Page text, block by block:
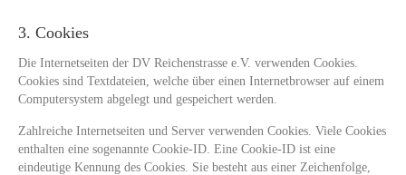
3. Cookies
Die Internetseiten der DV Reichenstrasse e.V. verwenden Cookies.
Cookies sind Textdateien, welche über einen Internetbrowser auf einem
Computersystem abgelegt und gespeichert werden.
Zahlreiche Internetseiten und Server verwenden Cookies. Viele Cookies
enthalten eine sogenannte Cookie-ID. Eine Cookie-ID ist eine
eindeutige Kennung des Cookies. Sie besteht aus einer Zeichenfolge,